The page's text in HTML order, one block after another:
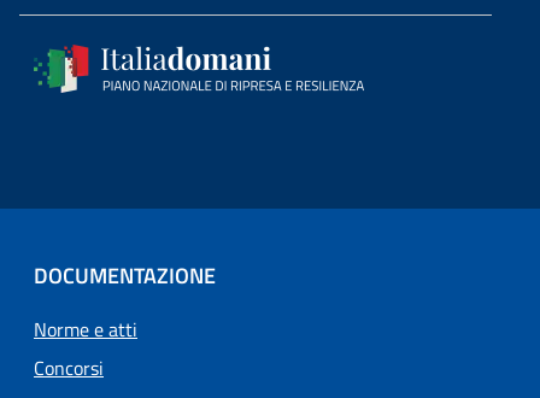
DOCUMENTAZIONE
Norme e atti
Concorsi